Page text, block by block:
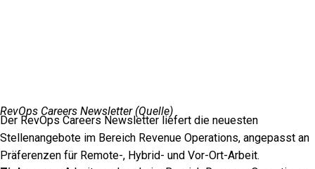
RevOps Careers Newsletter (Quelle)
Der RevOps Careers Newsletter liefert die neuesten
Stellenangebote im Bereich Revenue Operations, angepasst an
Präferenzen für Remote-, Hybrid- und Vor-Ort-Arbeit.